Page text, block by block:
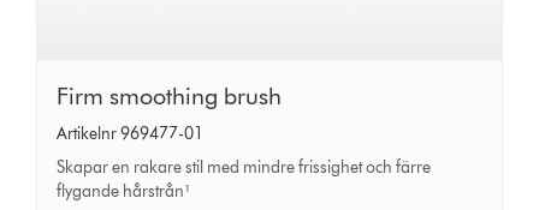
Firm
smoothing
brush
Firm smoothing brush
Artikelnr 969477-01
Skapar en rakare stil med mindre frissighet och färre
flygande hårstrån¹